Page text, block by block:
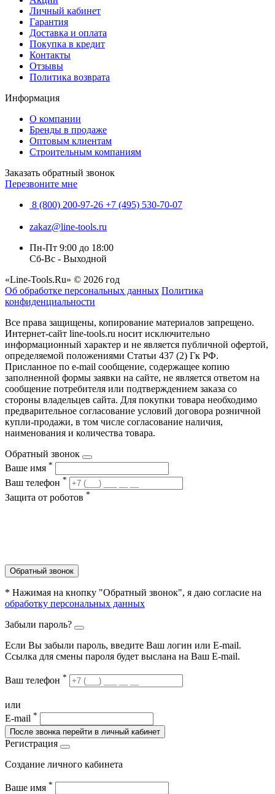
Личный кабинет
Гарантия
Доставка и оплата
Покупка в кредит
Контакты
Отзывы
Политика возврата
Информация
О компании
Бренды в продаже
Оптовым клиентам
Строительным компаниям
Заказать обратный звонок
Перезвоните мне
8 (800) 200-97-26 +7 (495) 530-70-07
zakaz@line-tools.ru
Пн-Пт 9:00 до 18:00
Сб-Вс - Выходной
«Line-Tools.Ru» © 2026 год
Об обработке персональных данных Политика
конфиденциальности
Все права защищены, копирование материалов запрещено.
Интернет-сайт line-tools.ru носит исключительно
информационный характер и не является публичной офертой,
определяемой положениями Статьи 437 (2) Гк РФ.
Присланное по e-mail сообщение, содержащее копию
заполненной формы заявки на сайте, не является ответом на
сообщение потребителя или подтверждением заказа со
стороны владельцев сайта. Для покупки товара необходимо
предварительное согласование условий договора розничной
купли-продажи, в том числе согласование наличия,
наименования и количества товара.
Обратный звонок
Ваше имя *
Ваш телефон *
Защита от роботов *
Обратный звонок
* Нажимая на кнопку "Обратный звонок", я даю согласие на
обработку персональных данных
Забыли пароль?
Если Вы забыли пароль, введите Ваш логин или Е-mail.
Ссылка для смены пароля будет выслана на Ваш E-mail.
Ваш телефон *
или
E-mail *
После звонка перейти в личный кабинет
Регистрация
Создание личного кабинета
Ваше имя *